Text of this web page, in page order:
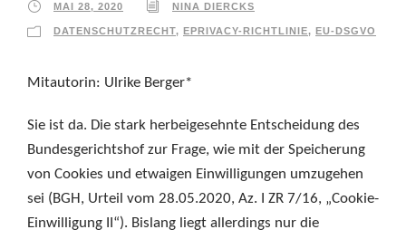
MAI 28, 2020 NINA DIERCKS
DATENSCHUTZRECHT, EPRIVACY-RICHTLINIE, EU-DSGVO
Mitautorin: Ulrike Berger*
Sie ist da. Die stark herbeigesehnte Entscheidung des
Bundesgerichtshof zur Frage, wie mit der Speicherung
von Cookies und etwaigen Einwilligungen umzugehen
sei (BGH, Urteil vom 28.05.2020, Az. I ZR 7/16, „Cookie-
Einwilligung II“). Bislang liegt allerdings nur die